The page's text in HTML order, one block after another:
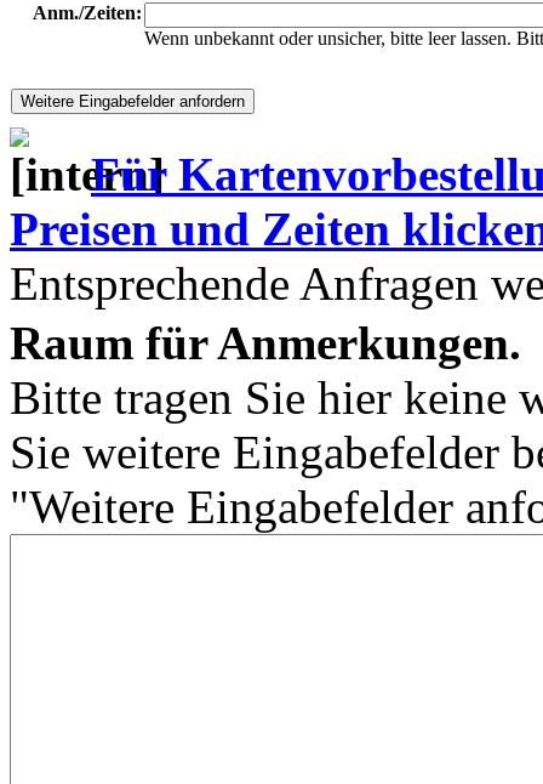
Anm./Zeiten:
Wenn unbekannt oder unsicher, bitte leer lassen.
Für
Preisen und Zeiten
Entsprechende Anfragen
Raum für Anmerkungen.
Bitte tragen Sie hier keine
Sie weitere Eingabefelder
"Weitere Eingabefelder